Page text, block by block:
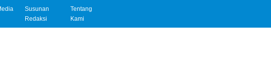
Susunan
Redaksi
Tentang
Kami